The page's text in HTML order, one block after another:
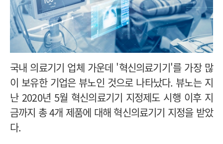
국내 의료기기 업체 가운데 '혁신의료기기'를 가장 많
이 보유한 기업은 뷰노인 것으로 나타났다. 뷰노는 지
난 2020년 5월 혁신의료기기 지정제도 시행 이후 지
금까지 총 4개 제품에 대해 혁신의료기기 지정을 받았
다.